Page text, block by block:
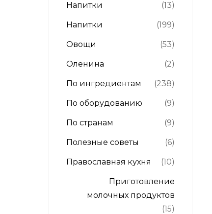
Напитки (13)
Напитки (199)
Овощи (53)
Оленина (2)
По ингредиентам (238)
По оборудованию (9)
По странам (9)
Полезные советы (6)
Православная кухня (10)
Приготовление
молочных продуктов
(15)